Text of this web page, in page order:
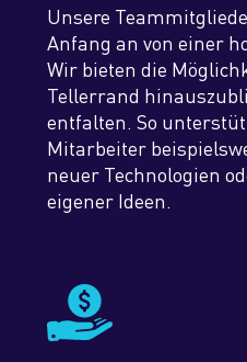
Unsere
Anfang an von einer
Wir bieten die
Tellerrand
entfalten. So
Mitarbeiter
neuer Technologien
eigener Ideen.